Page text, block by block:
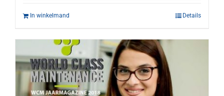
In winkelmand Details